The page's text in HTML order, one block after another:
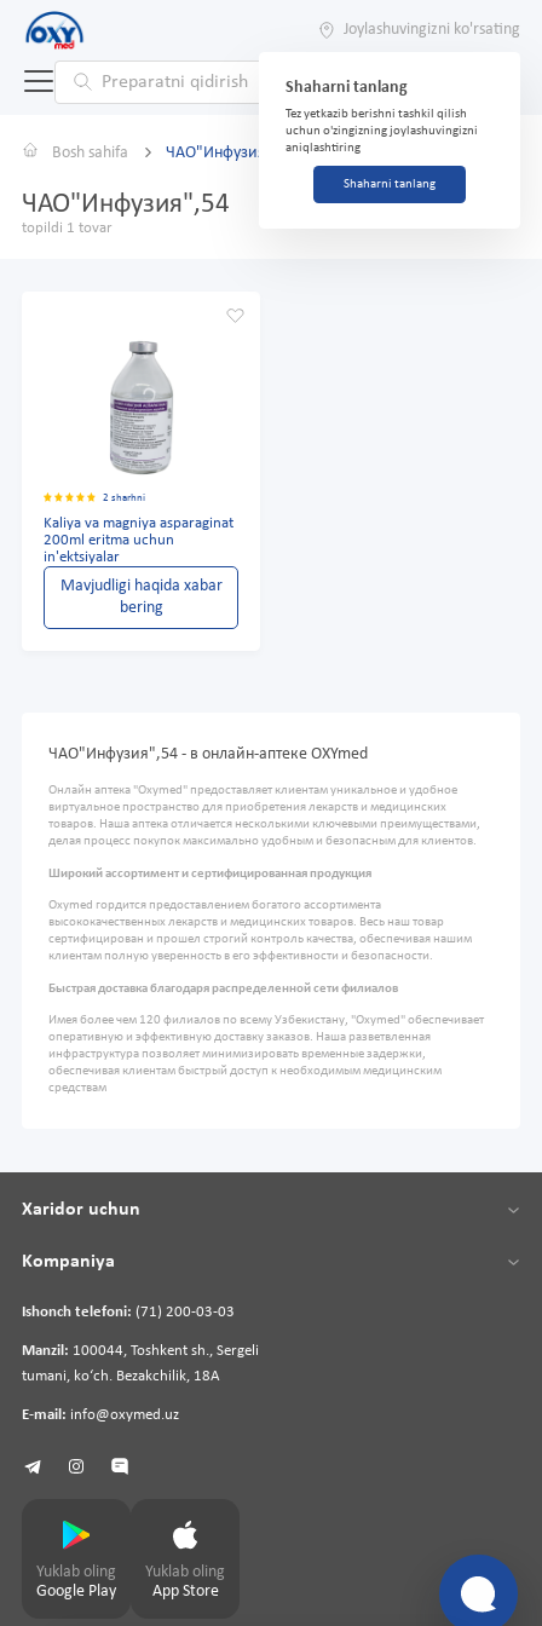
Joylashuvingizni ko'rsating
Shaharni tanlang
Tez yetkazib berishni tashkil qilish
uchun o'zingizning joylashuvingizni
aniqlashtiring
Shaharni tanlang
Bosh sahifa ЧАО"Инфузия",54
ЧАО"Инфузия",54
topildi 1 tovar
2 sharhni
Kaliya va magniya asparaginat
200ml eritma uchun
in'ektsiyalar
Mavjudligi haqida xabar
bering
ЧАО"Инфузия",54 - в онлайн-аптеке OXYmed
Онлайн аптека "Oxymed" предоставляет клиентам уникальное и удобное
виртуальное пространство для приобретения лекарств и медицинских
товаров. Наша аптека отличается несколькими ключевыми преимуществами,
делая процесс покупок максимально удобным и безопасным для клиентов.
Широкий ассортимент и сертифицированная продукция
Oxymed гордится предоставлением богатого ассортимента
высококачественных лекарств и медицинских товаров. Весь наш товар
сертифицирован и прошел строгий контроль качества, обеспечивая нашим
клиентам полную уверенность в его эффективности и безопасности.
Быстрая доставка благодаря распределенной сети филиалов
Имея более чем 120 филиалов по всему Узбекистану, "Oxymed" обеспечивает
оперативную и эффективную доставку заказов. Наша разветвленная
инфраструктура позволяет минимизировать временные задержки,
обеспечивая клиентам быстрый доступ к необходимым медицинским
средствам
Ishonch telefoni: (71) 200-03-03
Manzil: 100044, Toshkent sh., Sergeli
tumani, koʻch. Bezakchilik, 18A
E-mail: info@oxymed.uz
Xaridor uchun
Kompaniya
Yuklab oling
Google Play
Yuklab oling
App Store